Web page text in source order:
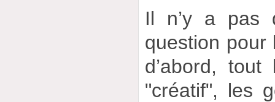
Il n’y a pas
question pour
d’abord,
"créatif", les